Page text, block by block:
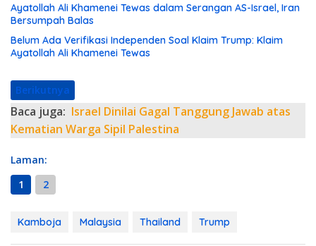
Ayatollah Ali Khamenei Tewas dalam Serangan AS-Israel, Iran
Bersumpah Balas
Belum Ada Verifikasi Independen Soal Klaim Trump: Klaim
Ayatollah Ali Khamenei Tewas
Berikutnya
Baca juga: Israel Dinilai Gagal Tanggung Jawab atas
Kematian Warga Sipil Palestina
Laman:
1
2
Kamboja Malaysia Thailand Trump